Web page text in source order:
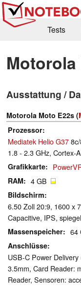
Tests
Kaufberatung
Forum
Motorola
Ausstattung /
Motorola Moto E22s (
Prozessor
Mediatek Helio G37
1.8 - 2.3 GHz, Cortex-
Grafikkarte
RAM 4 GB
Bildschirm
6.50 Zoll 20:9, 1600 x
Capacitive, IPS,
Massenspeicher 64
Anschlüsse
USB-C Power
3.5mm, Card Reader:
Reader, Sensoren: